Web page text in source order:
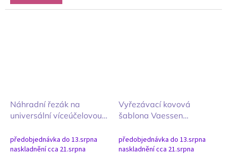
Náhradní řezák na
universální víceúčelovou
Sizzix 2ks
předobjednávka do 13.srpna
naskladnění cca 21.srpna
Vyřezávací kovová
šablona Vaessen
Páska se známkami
předobjednávka do 13.srpna
naskladnění cca 21.srpna